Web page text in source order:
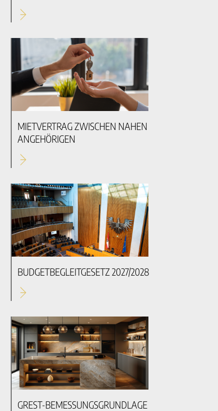
MIETVERTRAG ZWISCHEN NAHEN
ANGEHÖRIGEN
BUDGETBEGLEITGESETZ 2027/2028
GREST-BEMESSUNGSGRUNDLAGE